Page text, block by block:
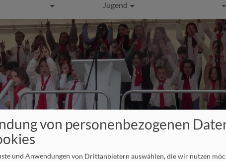
Jugend
von personenbezogenen
und Anwendungen von Drittanbietern auswählen, die wir nutzen